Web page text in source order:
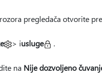
pregledača otvorite
> iusluge .
na Nije dozvoljeno